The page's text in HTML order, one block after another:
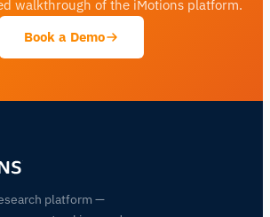
walkthrough of the iMotions platform.
Book a Demo
platform —